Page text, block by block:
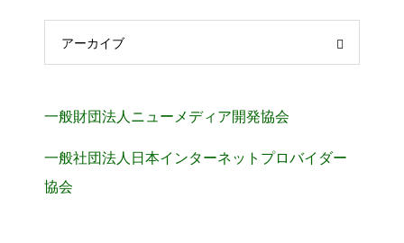
アーカイブ
一般財団法人ニューメディア開発協会
一般社団法人日本インターネットプロバイダー
協会